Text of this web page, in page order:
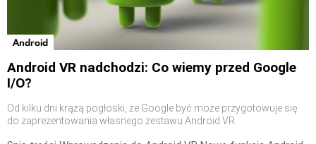
Android
Android VR nadchodzi: Co wiemy przed Google
I/O?
Od kilku dni krążą pogłoski, że Google być może przygotowuje się
do zaprezentowania własnego zestawu Android VR